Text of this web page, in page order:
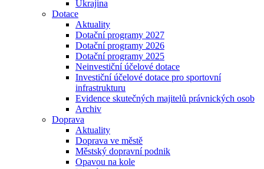
Ukrajina
Dotace
Aktuality
Dotační programy 2027
Dotační programy 2026
Dotační programy 2025
Neinvestiční účelové dotace
Investiční účelové dotace pro sportovní
infrastrukturu
Evidence skutečných majitelů právnických osob
Archiv
Doprava
Aktuality
Doprava ve městě
Městský dopravní podnik
Opavou na kole